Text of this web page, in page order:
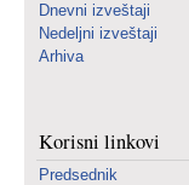
Dnevni izveštaji
Nedeljni izveštaji
Arhiva
Korisni linkovi
Predsednik